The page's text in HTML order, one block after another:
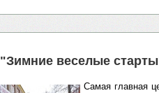
"Зимние веселые
Самая главная